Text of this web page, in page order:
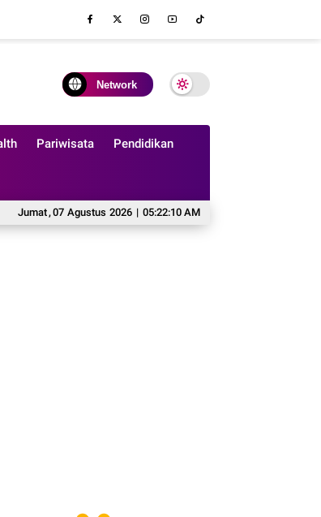
Network
Pariwisata Pendidikan
Jumat,07 Agustus 2026 | 05:22:11 AM
United Saifull Amzi: Menulis Lagu sebagai Cara